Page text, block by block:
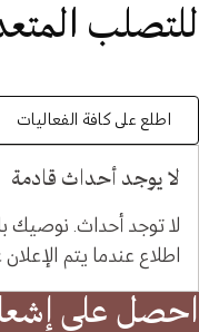
للتصلب
اطلع على كافة الفعاليات
لا يوجد أحداث قادمة
لا توجد أحداث. نوصيك
اطلاع عندما يتم
احصل على